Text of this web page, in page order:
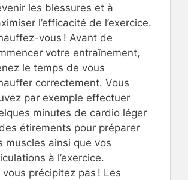
les blessures et à
l’efficacité de l’exercice.
vous ! Avant de
votre entraînement,
le temps de vous
correctement. Vous
par exemple effectuer
minutes de cardio léger
étirements pour préparer
muscles ainsi que vos
à l’exercice.
vous précipitez pas ! Les